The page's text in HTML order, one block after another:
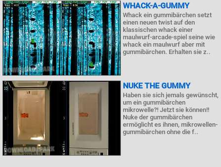
WHACK-A-GUMMY
Whack ein gummibärchen setzt
einen neuen twist auf den
klassischen whack einer
maulwurf-arcade-spiel seine wie
whack ein maulwurf aber mit
gummibärchen. Erhalten sie z..
NUKE THE GUMMY
Haben sie sich jemals gewünscht,
um ein gummibärchen
mikrowelle?! Jetzt sie können!!
Nuke der gummibärchen
ermöglicht es ihnen, mikrowellen-
gummibärchen ohne die f..